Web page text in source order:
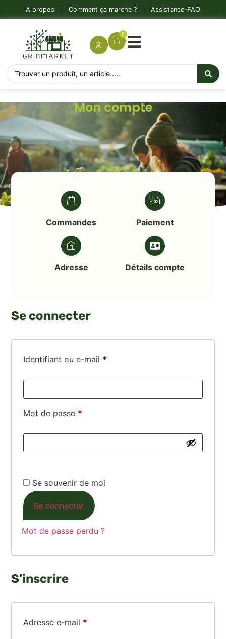
A propos Comment ça marche ? Assistance-FAQ
0
Mon compte
Commandes Paiement
Adresse Détails compte
Se connecter
Identifiant ou e-mail *
Mot de passe *
Se souvenir de moi
Se connecter
Mot de passe perdu ?
S’inscrire
Adresse e-mail *